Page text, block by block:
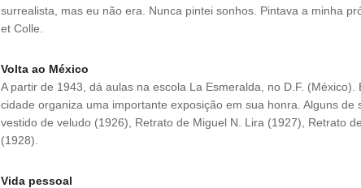
surrealista, mas eu não era. Nunca pintei sonhos. Pintava a minha
et Colle.
Volta ao México
A partir de 1943, dá aulas na escola La Esmeralda, no D.F.
cidade organiza uma importante exposição em sua honra. Alguns
vestido de veludo (1926), Retrato de Miguel N. Lira (1927), Retrato
(1928).
Vida pessoal